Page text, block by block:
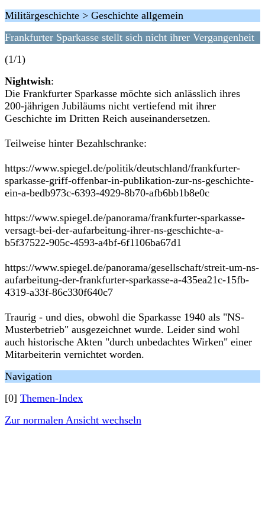
Militärgeschichte > Geschichte allgemein
Frankfurter Sparkasse stellt sich nicht ihrer Vergangenheit
(1/1)
Nightwish:
Die Frankfurter Sparkasse möchte sich anlässlich ihres
200-jährigen Jubiläums nicht vertiefend mit ihrer
Geschichte im Dritten Reich auseinandersetzen.
Teilweise hinter Bezahlschranke:
https://www.spiegel.de/politik/deutschland/frankfurter-
sparkasse-griff-offenbar-in-publikation-zur-ns-geschichte-
ein-a-bedb973c-6393-4929-8b70-afb6bb1b8e0c
https://www.spiegel.de/panorama/frankfurter-sparkasse-
versagt-bei-der-aufarbeitung-ihrer-ns-geschichte-a-
b5f37522-905c-4593-a4bf-6f1106ba67d1
https://www.spiegel.de/panorama/gesellschaft/streit-um-ns-
aufarbeitung-der-frankfurter-sparkasse-a-435ea21c-15fb-
4319-a33f-86c330f640c7
Traurig - und dies, obwohl die Sparkasse 1940 als "NS-
Musterbetrieb" ausgezeichnet wurde. Leider sind wohl
auch historische Akten "durch unbedachtes Wirken" einer
Mitarbeiterin vernichtet worden.
Navigation
[0] Themen-Index
Zur normalen Ansicht wechseln